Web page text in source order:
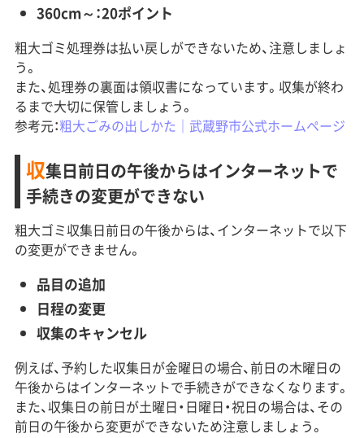
360cm～：20ポイント
粗大ゴミ処理券は払い戻しができないため、注意しましょ
う。
また、処理券の裏面は領収書になっています。収集が終わ
るまで大切に保管しましょう。
参考元：粗大ごみの出しかた｜武蔵野市公式ホームページ
収集日前日の午後からはインターネットで
手続きの変更ができない
粗大ゴミ収集日前日の午後からは、インターネットで以下
の変更ができません。
品目の追加
日程の変更
収集のキャンセル
例えば、予約した収集日が金曜日の場合、前日の木曜日の
午後からはインターネットで手続きができなくなります。
また、収集日の前日が土曜日・日曜日・祝日の場合は、その
前日の午後から変更ができないため注意しましょう。